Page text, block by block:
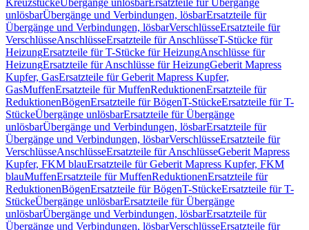
KreuzstückeÜbergänge unlösbarErsatzteile für Übergänge
unlösbarÜbergänge und Verbindungen, lösbarErsatzteile für
Übergänge und Verbindungen, lösbarVerschlüsseErsatzteile für
VerschlüsseAnschlüsseErsatzteile für AnschlüsseT-Stücke für
HeizungErsatzteile für T-Stücke für HeizungAnschlüsse für
HeizungErsatzteile für Anschlüsse für HeizungGeberit Mapress
Kupfer, GasErsatzteile für Geberit Mapress Kupfer,
GasMuffenErsatzteile für MuffenReduktionenErsatzteile für
ReduktionenBögenErsatzteile für BögenT-StückeErsatzteile für T-
StückeÜbergänge unlösbarErsatzteile für Übergänge
unlösbarÜbergänge und Verbindungen, lösbarErsatzteile für
Übergänge und Verbindungen, lösbarVerschlüsseErsatzteile für
VerschlüsseAnschlüsseErsatzteile für AnschlüsseGeberit Mapress
Kupfer, FKM blauErsatzteile für Geberit Mapress Kupfer, FKM
blauMuffenErsatzteile für MuffenReduktionenErsatzteile für
ReduktionenBögenErsatzteile für BögenT-StückeErsatzteile für T-
StückeÜbergänge unlösbarErsatzteile für Übergänge
unlösbarÜbergänge und Verbindungen, lösbarErsatzteile für
Übergänge und Verbindungen, lösbarVerschlüsseErsatzteile für